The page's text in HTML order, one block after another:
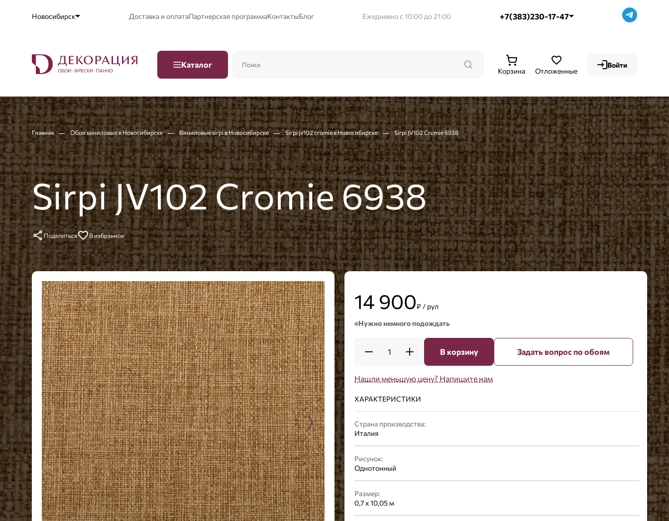
Новосибирск Доставка и оплатаПартнерская программаКонтактыБлог Ежедневно с 10:00 до 21:00 +7(383)230-17-47
Каталог
Отложенные
Корзина
Войти
Главная Обои виниловые в Новосибирске Виниловые sirpi в Новосибирске Sirpi jv102 cromie в Новосибирске Sirpi JV102 Cromie 6938
Sirpi JV102 Cromie 6938
Поделиться В избранное
14 900₽ / рул
Нужно немного подождать
1 В корзину Задать вопрос по обоям
Нашли меньшую цену? Напишите нам
ХАРАКТЕРИСТИКИ
Страна производства:
Италия
Рисунок:
Однотонный
Размер:
0,7 x 10,05 м